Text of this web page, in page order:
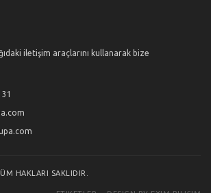
iletişim araçlarını kullanarak bize
HAKLARI SAKLIDIR.